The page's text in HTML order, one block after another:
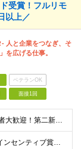
受賞！フルリモ
以上／
人と企業をつなぎ、そ
を広げる仕事。
ベテランOK
面接1回
【学歴・経験不問】 ＊未経験者大歓迎！第二新卒歓迎/充実研修/WEB面接可能＊ 「 営業ってなんとなく難しそう・・・ 」 「 AIとかSNSなんて分からない・・・ 」 という未経験の方でも安心して
★月給３２万円～５０万円＋インセンティブ賞与＋決算賞与★ （30時間の固定残業代、一律月54,750円を含む。超過分は支給） ※経験・スキルを考慮の上、決定 ※昇給：随時あり 【インセンティブについ